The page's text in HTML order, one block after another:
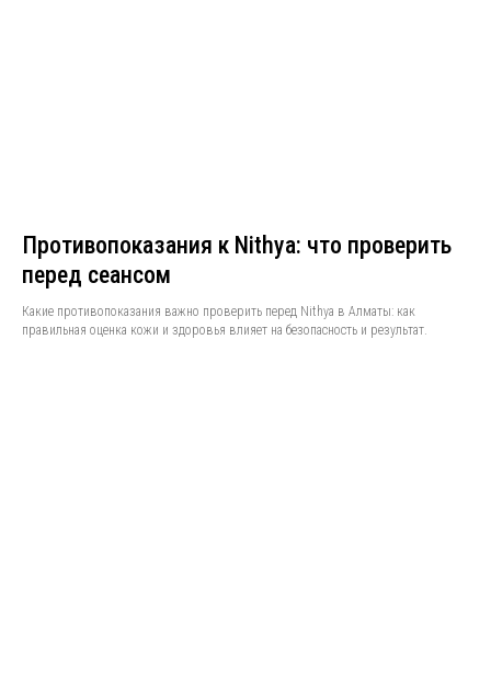
Противопоказания к Nithya: что проверить
перед сеансом
Какие противопоказания важно проверить перед Nithya в Алматы: как
правильная оценка кожи и здоровья влияет на безопасность и результат.